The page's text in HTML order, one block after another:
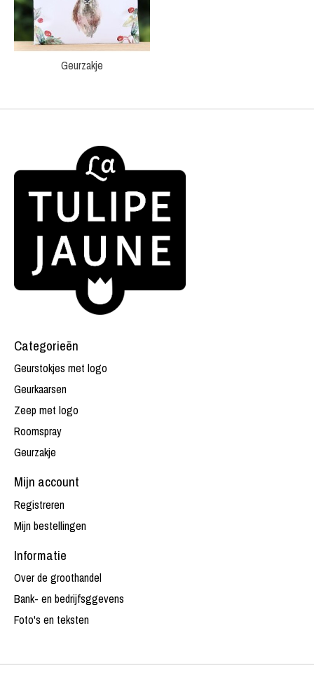
Geurzakje
Categorieën
Geurstokjes met logo
Geurkaarsen
Zeep met logo
Roomspray
Geurzakje
Mijn account
Registreren
Mijn bestellingen
Informatie
Over de groothandel
Bank- en bedrijfsggevens
Foto's en teksten